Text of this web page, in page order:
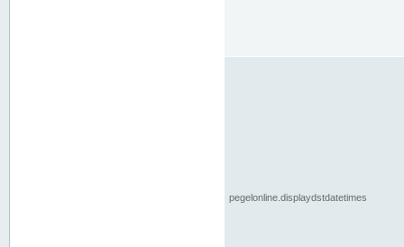
pegelonline.displaydstdatetimes